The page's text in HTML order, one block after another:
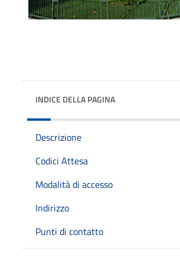
INDICE DELLA PAGINA
Descrizione
Codici Attesa
Modalità di accesso
Indirizzo
Punti di contatto